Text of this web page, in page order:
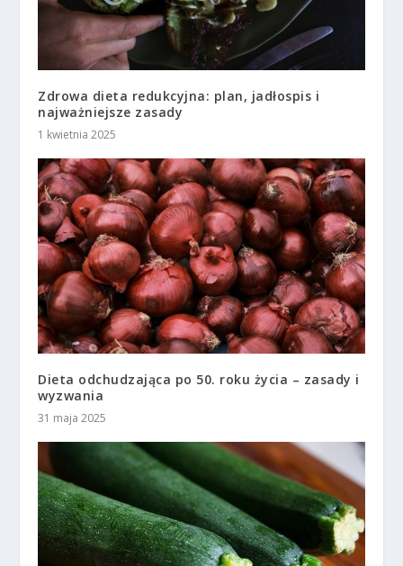
Zdrowa dieta redukcyjna: plan, jadłospis i
najważniejsze zasady
1 kwietnia 2025
Dieta odchudzająca po 50. roku życia – zasady i
wyzwania
31 maja 2025